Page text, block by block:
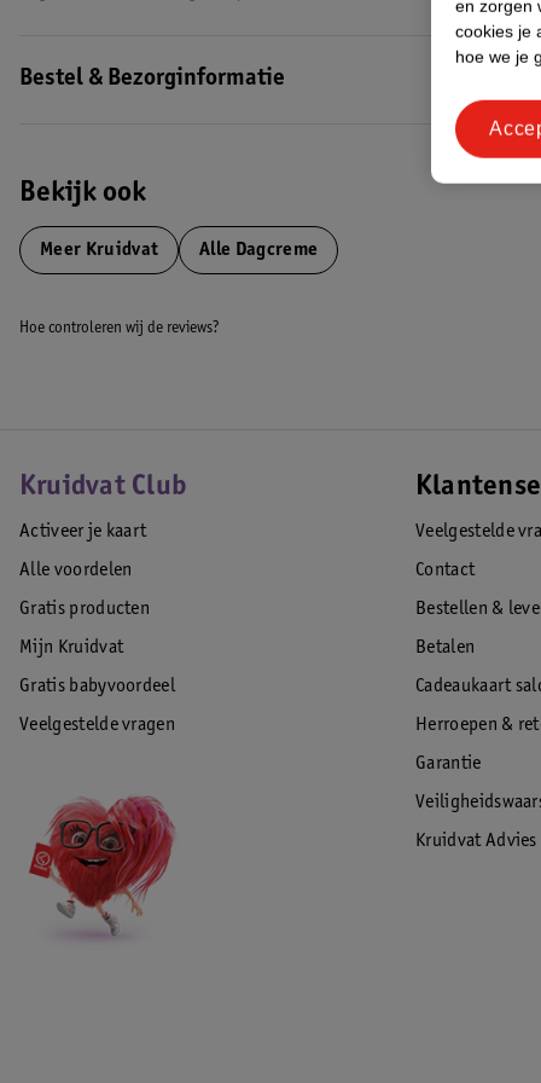
Bestel & Bezorginformatie
Bekijk ook
Meer Kruidvat Alle Dagcreme
Hoe controleren wij de reviews?
Kruidvat Club
Activeer je kaart
Alle voordelen
Gratis producten
Mijn Kruidvat
Gratis babyvoordeel
Veelgestelde vragen
Veelgestelde
Contact
Bestellen &
Betalen
Cadeaukaart
Herroepen &
Garantie
Kruidvat Advies
en zorgen
cookies je
hoe we je